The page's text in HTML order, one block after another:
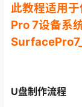
此教程适用
Pro 7设备系
U盘制作流程